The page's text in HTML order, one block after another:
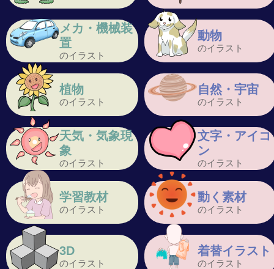
メカ・機械装
置
のイラスト
動物
のイラスト
植物
のイラスト
自然・宇宙
のイラスト
天気・気象現
象
のイラスト
文字・アイコ
ン
のイラスト
学習教材
のイラスト
動く素材
のイラスト
3D
のイラスト
着替イラスト
のイラスト